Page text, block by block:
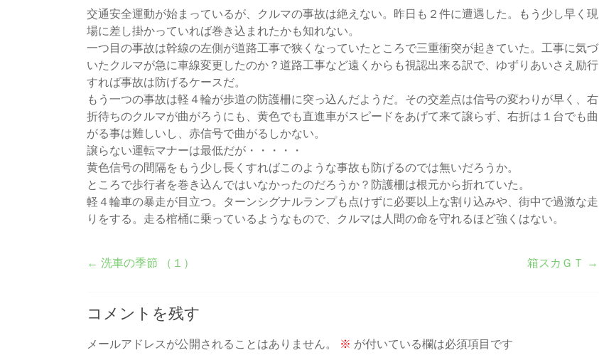
交通安全運動が始まっているが、クルマの事故は絶えない。昨日も２件に遭遇した。もう少し早く現
場に差し掛かっていれば巻き込まれたかも知れない。
一つ目の事故は幹線の左側が道路工事で狭くなっていたところで三重衝突が起きていた。工事に気づ
いたクルマが急に車線変更したのか？道路工事など遠くからも視認出来る訳で、ゆずりあいさえ励行
すれば事故は防げるケースだ。
もう一つの事故は軽４輪が歩道の防護柵に突っ込んだようだ。その交差点は信号の変わりが早く、右
折待ちのクルマが曲がろうにも、黄色でも直進車がスピードをあげて来て譲らず、右折は１台でも曲
がる事は難しいし、赤信号で曲がるしかない。
譲らない運転マナーは最低だが・・・・・
黄色信号の間隔をもう少し長くすればこのような事故も防げるのでは無いだろうか。
ところで歩行者を巻き込んではいなかったのだろうか？防護柵は根元から折れていた。
軽４輪車の暴走が目立つ。ターンシグナルランプも点けずに必要以上な割り込みや、街中で過激な走
りをする。走る棺桶に乗っているようなもので、クルマは人間の命を守れるほど強くはない。
← 洗車の季節 （１） 箱スカＧＴ →
コメントを残す
メールアドレスが公開されることはありません。 ※ が付いている欄は必須項目です